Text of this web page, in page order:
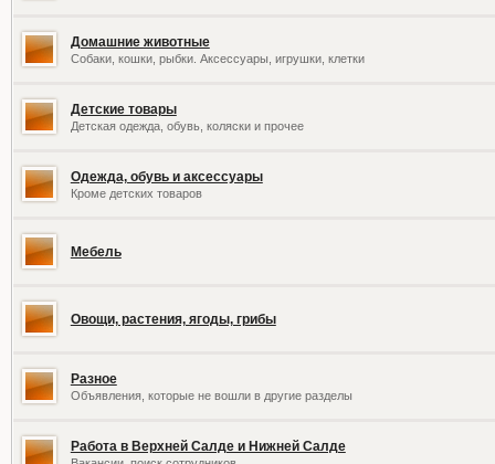
Домашние животные
Собаки, кошки, рыбки. Аксессуары, игрушки, клетки
Детские товары
Детская одежда, обувь, коляски и прочее
Одежда, обувь и аксессуары
Кроме детских товаров
Мебель
Овощи, растения, ягоды, грибы
Разное
Объявления, которые не вошли в другие разделы
Работа в Верхней Салде и Нижней Салде